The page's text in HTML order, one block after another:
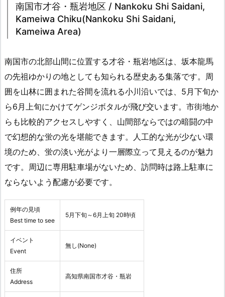
南国市才谷・瓶岩地区 / Nankoku Shi Saidani,
Kameiwa Chiku(Nankoku Shi Saidani,
Kameiwa Area)
南国市の北部山間に位置する才谷・瓶岩地区は、坂本龍馬
の先祖ゆかりの地としても知られる歴史ある集落です。周
囲を山林に囲まれた谷間を流れる小川沿いでは、5月下旬か
ら6月上旬にかけてゲンジボタルが飛び交います。市街地か
らも比較的アクセスしやすく、山間部ならではの暗闘の中
で幻想的な蛍の光を堪能できます。人工的な光が少ない環
境のため、蛍の淡い光がより一層際立って見えるのが魅力
です。周辺に専用駐車場がないため、訪問時は路上駐車に
ならないよう配慮が必要です。
例年の見頃
Best time to see
5月下旬～6月上旬 20時頃
イベント
Event
無し(None)
住所
Address
高知県南国市才谷・瓶岩